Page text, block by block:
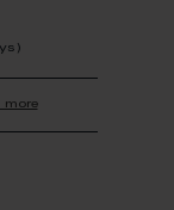
more